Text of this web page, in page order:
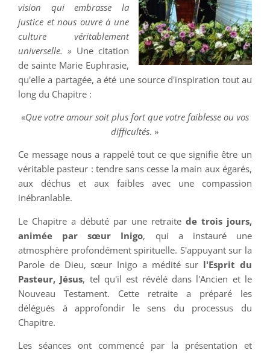
vision qui embrasse la
justice et nous ouvre à une
culture véritablement
universelle. » Une citation
de sainte Marie Euphrasie,
qu'elle a partagée, a été une source d'inspiration tout au
long du Chapitre :
«Que votre amour soit plus fort que votre faiblesse ou vos
difficultés. »
Ce message nous a rappelé tout ce que signifie être un
véritable pasteur : tendre sans cesse la main aux égarés,
aux déchus et aux faibles avec une compassion
inébranlable.
Le Chapitre a débuté par une retraite de trois jours,
animée par sœur Inigo, qui a instauré une
atmosphère profondément spirituelle. S'appuyant sur la
Parole de Dieu, sœur Inigo a médité sur l'Esprit du
Pasteur, Jésus, tel qu'il est révélé dans l'Ancien et le
Nouveau Testament. Cette retraite a préparé les
délégués à approfondir le sens du processus du
Chapitre.
Les séances ont commencé par la présentation et